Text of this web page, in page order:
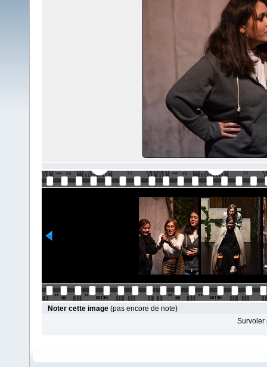
Noter cette image (pas encore de note)
Survoler